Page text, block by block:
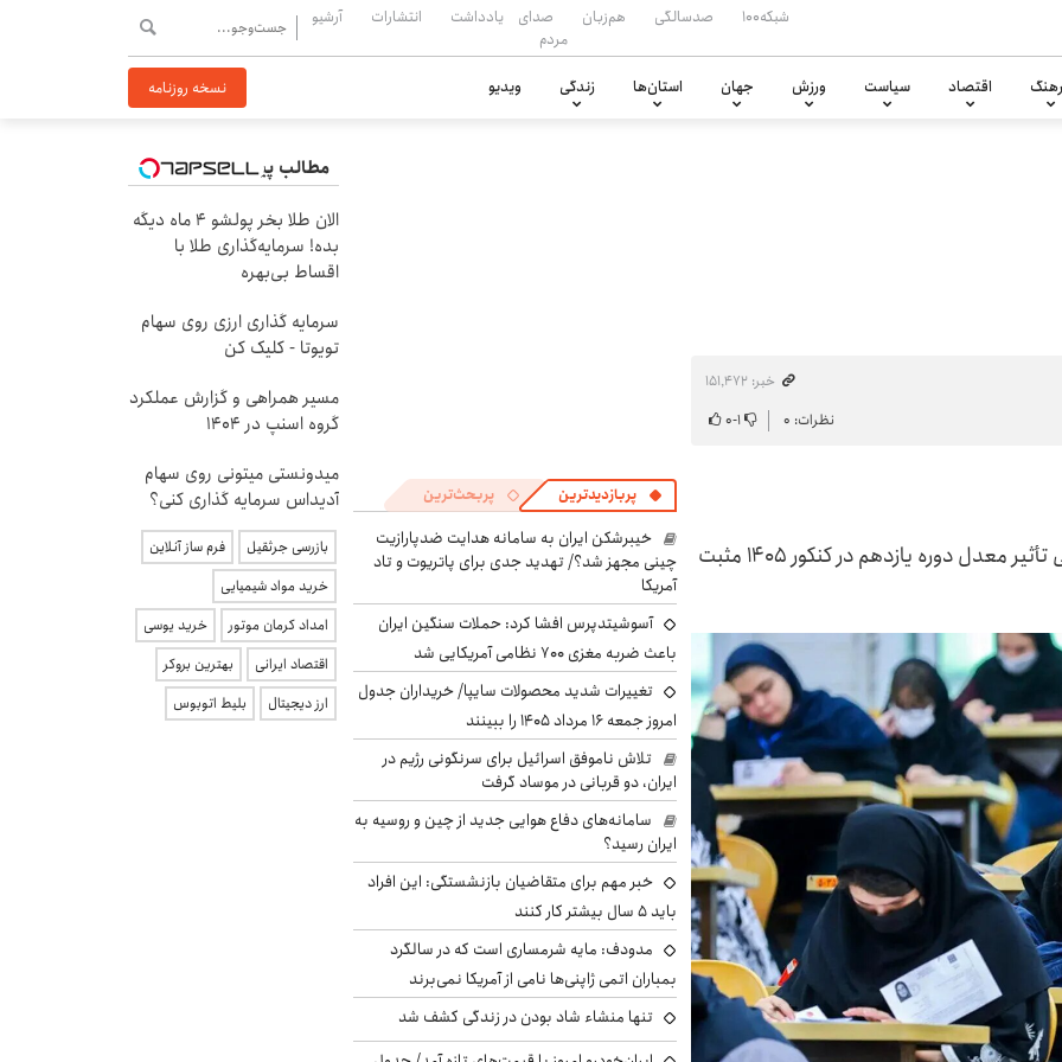
شبکه۱۰۰ صدسالگی هم‌زبان
صدای
مردم
یادداشت انتشارات آرشیو
اقتصاد سیاست ورزش جهان استان‌ها زندگی ویدیو نسخه روزنامه
خبر: ۱۵۱٬۴۷۲
نظرات: ۰
۱-۰
بر اساس تصمیم امروز شورای عالی انقلاب فرهنگی تأثیر معدل دوره یازدهم در کنکور ۱۴۰۵ مثبت
پربازدیدترین پربحث‌ترین
خیبرشکن ایران به سامانه هدایت ضدپارازیت
چینی مجهز شد؟/ تهدید جدی برای پاتریوت و تاد
آمریکا
آسوشیتدپرس افشا کرد: حملات سنگین ایران
باعث ضربه مغزی ۷۰۰ نظامی آمریکایی شد
تغییرات شدید محصولات سایپا/ خریداران جدول
امروز جمعه ۱۶ مرداد ۱۴۰۵ را ببینند
تلاش ناموفق اسرائیل برای سرنگونی رژیم در
ایران، دو قربانی در موساد گرفت
سامانه‌های دفاع هوایی جدید از چین و روسیه به
ایران رسید؟
خبر مهم برای متقاضیان بازنشستگی: این افراد
باید ۵ سال بیشتر کار کنند
مدودف: مایه شرمساری است که در سالگرد
بمباران اتمی ژاپنی‌ها نامی از آمریکا نمی‌برند
تنها منشاء شاد بودن در زندگی کشف شد
مطالب پیشنهادی
الان طلا بخر پولشو 4 ماه دیگه
بده! سرمایه‌گذاری طلا با
اقساط بی‌بهره
سرمایه گذاری ارزی روی سهام
تویوتا - کلیک کن
مسیر همراهی و گزارش عملکرد
گروه اسنپ در ۱۴۰۴
میدونستی میتونی روی سهام
آدیداس سرمایه گذاری کنی؟
بازرسی جرثقیل
فرم ساز آنلاین
خرید مواد شیمیایی
امداد کرمان موتور
خرید یوسی
اقتصاد ایرانی
بهترین بروکر
ارز دیجیتال
بلیط اتوبوس